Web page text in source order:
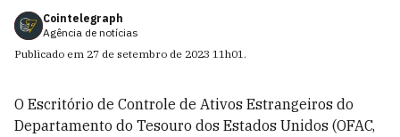
Cointelegraph
Agência de notícias
Publicado em 27 de setembro de 2023 11h01.
O Escritório de Controle de Ativos Estrangeiros do
Departamento do Tesouro dos Estados Unidos (OFAC,